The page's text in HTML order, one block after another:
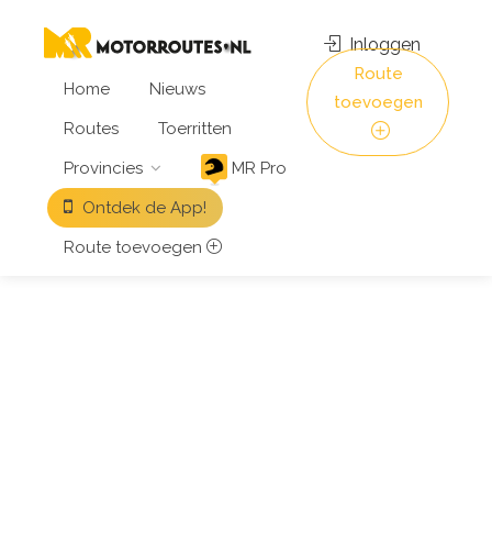
Home
Nieuws
Routes
Toerritten
Provincies
MR Pro
Ontdek de App!
Route toevoegen
Inloggen
Route
toevoegen